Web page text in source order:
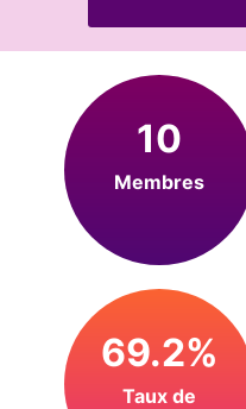
10
Membres
69.2%
Taux de